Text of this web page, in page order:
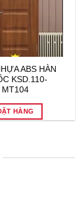
ABS HÀN
KSD.110-
MT104
HÀNG